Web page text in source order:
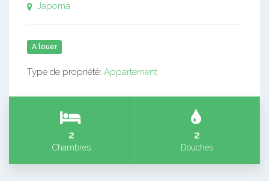
Japoma
A louer
Type de propriété: Appartement
2
Chambres
2
Douches